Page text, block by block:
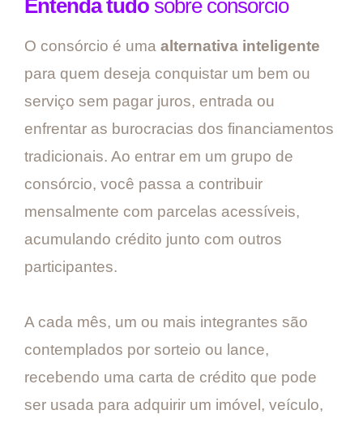
Entenda tudo sobre consórcio
O consórcio é uma alternativa inteligente
para quem deseja conquistar um bem ou
serviço sem pagar juros, entrada ou
enfrentar as burocracias dos financiamentos
tradicionais. Ao entrar em um grupo de
consórcio, você passa a contribuir
mensalmente com parcelas acessíveis,
acumulando crédito junto com outros
participantes.
A cada mês, um ou mais integrantes são
contemplados por sorteio ou lance,
recebendo uma carta de crédito que pode
ser usada para adquirir um imóvel, veículo,